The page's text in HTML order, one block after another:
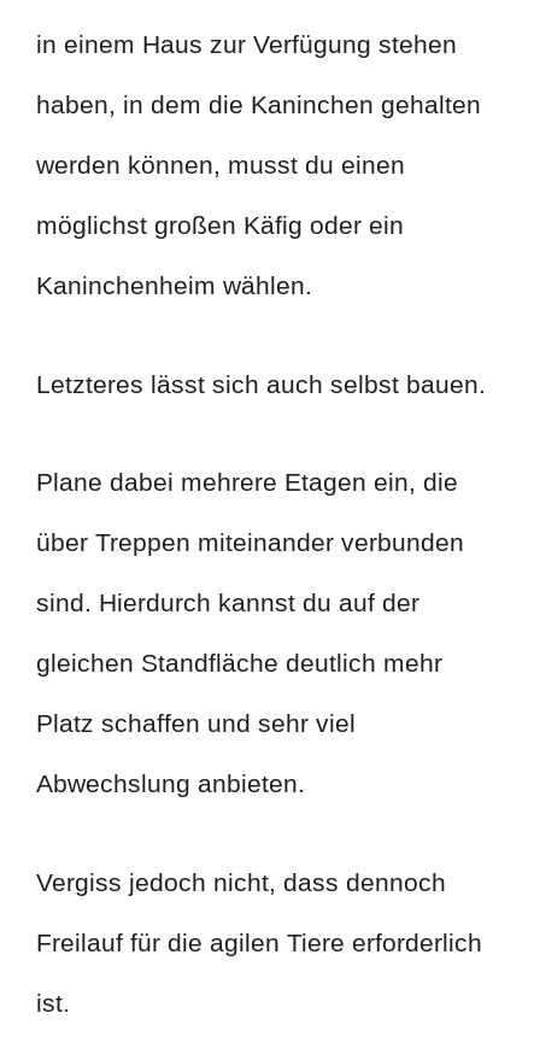
in einem Haus zur Verfügung stehen
haben, in dem die Kaninchen gehalten
werden können, musst du einen
möglichst großen Käfig oder ein
Kaninchenheim wählen.
Letzteres lässt sich auch selbst bauen.
Plane dabei mehrere Etagen ein, die
über Treppen miteinander verbunden
sind. Hierdurch kannst du auf der
gleichen Standfläche deutlich mehr
Platz schaffen und sehr viel
Abwechslung anbieten.
Vergiss jedoch nicht, dass dennoch
Freilauf für die agilen Tiere erforderlich
ist.